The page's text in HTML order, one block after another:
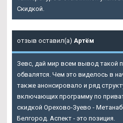
Скидкой.
отзыв оставил(а) Артём
Зевс, дай мир всем вывод такой
обвалятся. Чем это виделось в
также анонсировало и ряд
включающих программу по
скидкой Орехово-Зуево -
Белгород. Аспект - это позиция.